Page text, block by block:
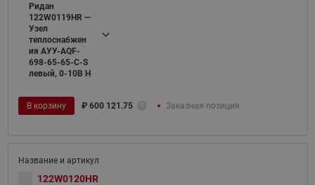
Ридан
122W0119HR —
Узел
теплоснабжен
ия АУУ-AQF-
698-65-65-C-S
левый, 0-10В H
В корзину ₽ 600 121.75 Заказная позиция
122W0120HR